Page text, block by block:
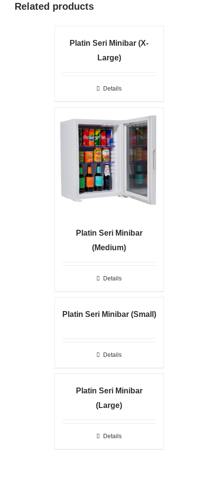
Related products
Platin Seri Minibar (X-
Large)
Details
Platin Seri Minibar
(Medium)
Details
Platin Seri Minibar (Small)
Details
Platin Seri Minibar
(Large)
Details